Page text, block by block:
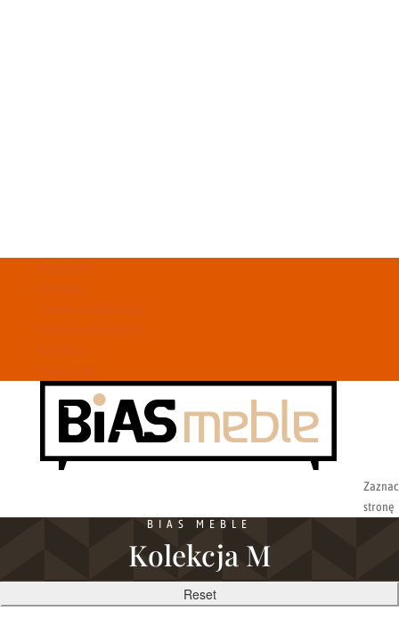
Regulamin
Dostawa
Zwroty i Reklamacje
Polityka prywatności
Ulubione
Moje konto
stronę
BIAS MEBLE
Kolekcja M
Reset